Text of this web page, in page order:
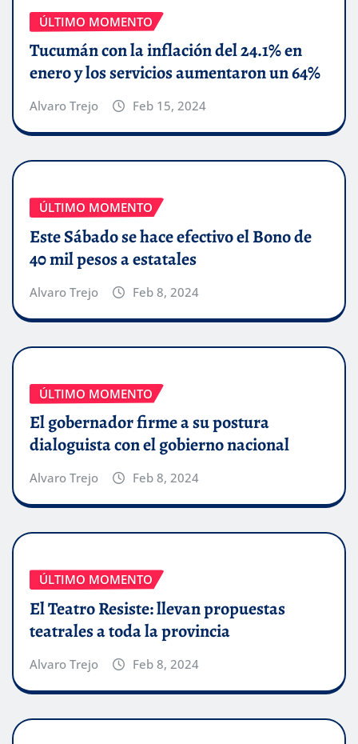
ÚLTIMO MOMENTO
Tucumán con la inflación del 24.1% en
enero y los servicios aumentaron un 64%
Alvaro Trejo Feb 15, 2024
ÚLTIMO MOMENTO
Este Sábado se hace efectivo el Bono de
40 mil pesos a estatales
Alvaro Trejo Feb 8, 2024
ÚLTIMO MOMENTO
El gobernador firme a su postura
dialoguista con el gobierno nacional
Alvaro Trejo Feb 8, 2024
ÚLTIMO MOMENTO
El Teatro Resiste: llevan propuestas
teatrales a toda la provincia
Alvaro Trejo Feb 8, 2024